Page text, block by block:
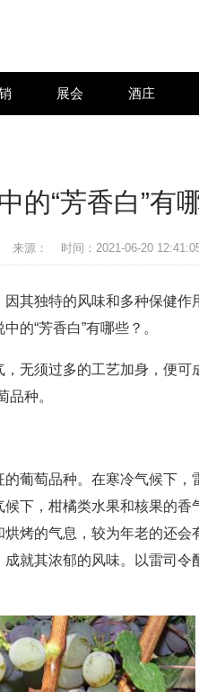
展会 酒庄
的“芳香白”有
来源： 时间：2021-06-20
其独特的风味和多种保健
的“芳香白”有哪些？。
无须过多的工艺加身，便可
品种。
葡萄品种。在寒冷气候下
下，柑橘类水果和核果的
烤的气息，较为年老的还
就其浓郁的风味。以雷司令